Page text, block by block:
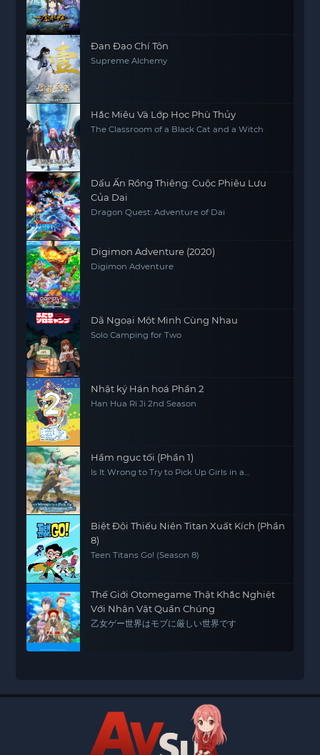
Đan Đạo Chí Tôn
Supreme Alchemy
Hắc Miêu Và Lớp Học Phù Thủy
The Classroom of a Black Cat and a Witch
Dấu Ấn Rồng Thiêng: Cuộc Phiêu Lưu
Của Dai
Dragon Quest: Adventure of Dai
Digimon Adventure (2020)
Digimon Adventure
Dã Ngoại Một Mình Cùng Nhau
Solo Camping for Two
Nhật ký Hán hoá Phần 2
Han Hua Ri Ji 2nd Season
Hầm ngục tối (Phần 1)
Is It Wrong to Try to Pick Up Girls in a
Biệt Đội Thiếu Niên Titan Xuất Kích (Phần
8)
Teen Titans Go! (Season 8)
Thế Giới Otomegame Thật Khắc Nghiệt
Với Nhân Vật Quần Chúng
乙女ゲー世界はモブに厳しい世界です